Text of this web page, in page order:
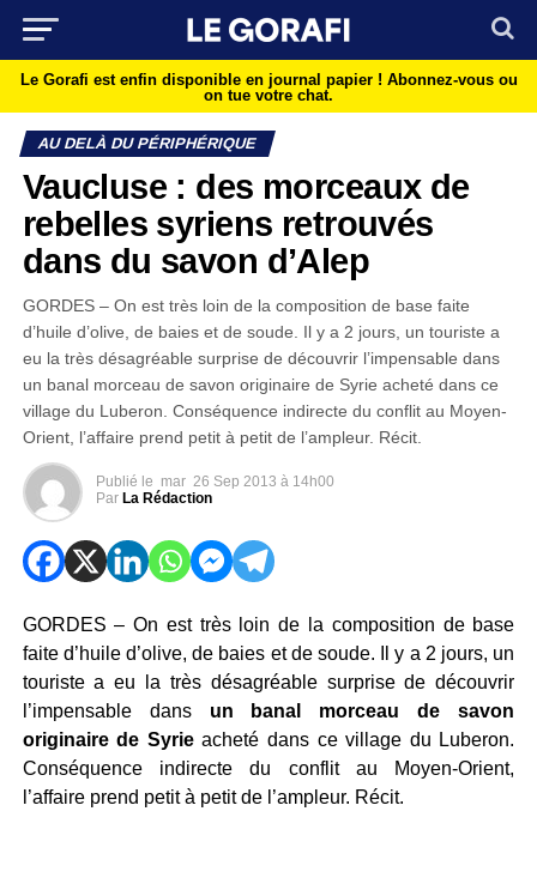
Le Gorafi est enfin disponible en journal papier ! Abonnez-vous ou
on tue votre chat.
AU DELÀ DU PÉRIPHÉRIQUE
Vaucluse : des morceaux de
rebelles syriens retrouvés
dans du savon d’Alep
GORDES – On est très loin de la composition de base faite
d’huile d’olive, de baies et de soude. Il y a 2 jours, un touriste a
eu la très désagréable surprise de découvrir l’impensable dans
un banal morceau de savon originaire de Syrie acheté dans ce
village du Luberon. Conséquence indirecte du conflit au Moyen-
Orient, l’affaire prend petit à petit de l’ampleur. Récit.
Publié le mar 26 Sep 2013 à 14h00
Par La Rédaction
GORDES – On est très loin de la composition de base
faite d’huile d’olive, de baies et de soude. Il y a 2 jours, un
touriste a eu la très désagréable surprise de découvrir
l’impensable dans un banal morceau de savon
originaire de Syrieacheté dans ce village du Luberon.
Conséquence indirecte du conflit au Moyen-Orient,
l’affaire prend petit à petit de l’ampleur. Récit.